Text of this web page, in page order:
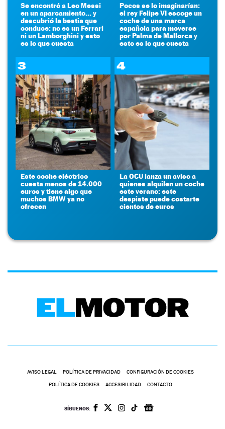
Se encontró a Leo Messi
en un aparcamiento... y
descubrió la bestia que
conduce: no es un Ferrari
ni un Lamborghini y esto
es lo que cuesta
Pocos se lo imaginarían:
el rey Felipe VI escoge un
coche de una marca
española para moverse
por Palma de Mallorca y
esto es lo que cuesta
3
Este coche eléctrico
cuesta menos de 14.000
euros y tiene algo que
muchos BMW ya no
ofrecen
4
La OCU lanza un aviso a
quienes alquilen un coche
este verano: este
despiste puede costarte
cientos de euros
AVISO LEGAL POLÍTICA DE PRIVACIDAD CONFIGURACIÓN DE COOKIES
POLÍTICA DE COOKIES ACCESIBILIDAD CONTACTO
SÍGUENOS: